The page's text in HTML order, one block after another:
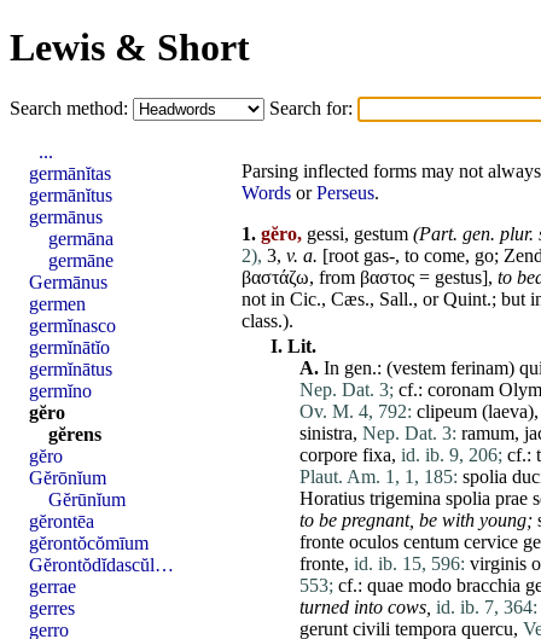
Lewis & Short
Search method: Search for:
Parsing inflected forms may not
Words orPerseus.
1. gĕro, gessi, gestum (Part. gen. plur.
2), 3, v. a. [root gas-, to come, go;
βαστάζω, from βαστος = gestus], to
not in Cic., Cæs., Sall., or Quint.; but
class.).
I. Lit.
A. In gen.: (vestem ferinam)
Nep. Dat. 3; cf.: coronam
Ov. M. 4, 792: clipeum (laeva
sinistra, Nep. Dat. 3: ramum,
corpore fixa, id. ib. 9, 206; cf.:
Plaut. Am. 1, 1, 185: spolia
Horatius trigemina spolia prae
to be pregnant, be with young;
fronte oculos centum cervice
fronte, id. ib. 15, 596: virginis
553; cf.: quae modo bracchia
turned into cows, id. ib. 7, 364:
gerunt civili tempora quercu,
...
germānĭtas
germānĭtus
germānus
germāna
germāne
Germānus
germen
germĭnasco
germĭnātĭo
germĭnātus
germĭno
gĕro
gĕrens
gĕro
Gĕrōnĭum
Gĕrūnĭum
gĕrontēa
gĕrontŏcŏmīum
Gĕrontŏdĭdascŭl…
gerrae
gerres
gerro